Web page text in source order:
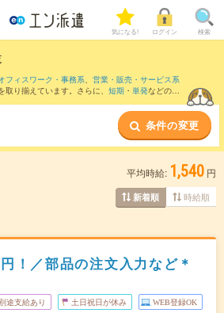
気になる! ログイン 検索
フィスワーク・事務系、 営業・販売・サービス系
取り揃えています。さらに、 短期 ・ 単発などの期
近鉄名古屋駅など近
条件の変更
平均時給: 1,540 円
新着順 時給順
！／部品の注文入力など＊
途支給あり 土日祝日が休み WEB登録OK